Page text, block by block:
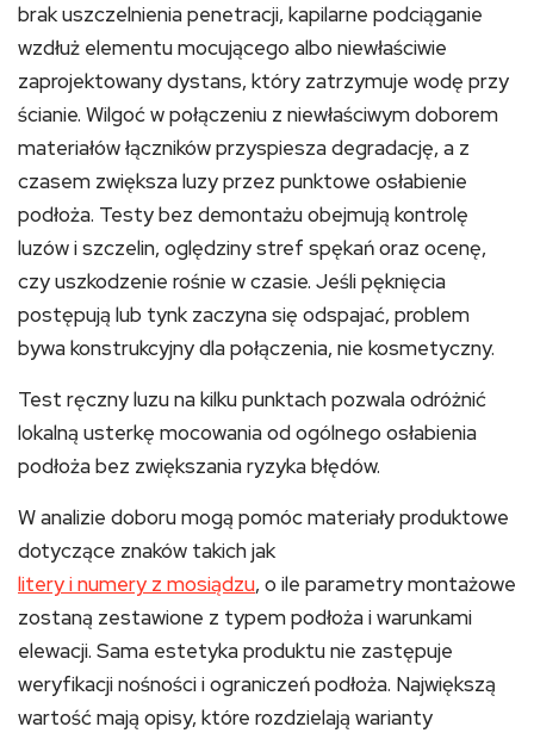
brak uszczelnienia penetracji, kapilarne podciąganie
wzdłuż elementu mocującego albo niewłaściwie
zaprojektowany dystans, który zatrzymuje wodę przy
ścianie. Wilgoć w połączeniu z niewłaściwym doborem
materiałów łączników przyspiesza degradację, a z
czasem zwiększa luzy przez punktowe osłabienie
podłoża. Testy bez demontażu obejmują kontrolę
luzów i szczelin, oględziny stref spękań oraz ocenę,
czy uszkodzenie rośnie w czasie. Jeśli pęknięcia
postępują lub tynk zaczyna się odspajać, problem
bywa konstrukcyjny dla połączenia, nie kosmetyczny.
Test ręczny luzu na kilku punktach pozwala odróżnić
lokalną usterkę mocowania od ogólnego osłabienia
podłoża bez zwiększania ryzyka błędów.
W analizie doboru mogą pomóc materiały produktowe
dotyczące znaków takich jak
litery i numery z mosiądzu, o ile parametry montażowe
zostaną zestawione z typem podłoża i warunkami
elewacji. Sama estetyka produktu nie zastępuje
weryfikacji nośności i ograniczeń podłoża. Największą
wartość mają opisy, które rozdzielają warianty